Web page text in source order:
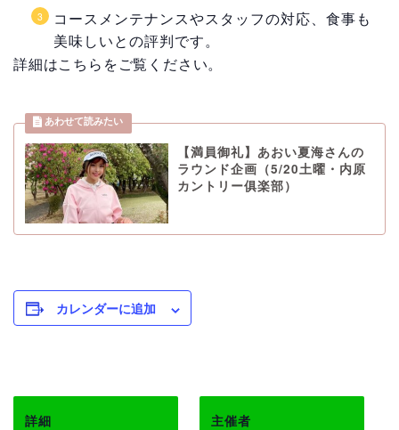
コースメンテナンスやスタッフの対応、食事も
美味しいとの評判です。
詳細はこちらをご覧ください。
【満員御礼】あおい夏海さんの
ラウンド企画（5/20土曜・内原
カントリー俱楽部）
カレンダーに追加
詳細 主催者